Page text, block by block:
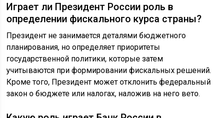
Играет ли Президент России роль в
определении фискального курса страны?
Президент не занимается деталями бюджетного
планирования, но определяет приоритеты
государственной политики, которые затем
учитываются при формировании фискальных решений.
Кроме того, Президент может отклонить федеральный
закон о бюджете или налогах, наложив на него вето.